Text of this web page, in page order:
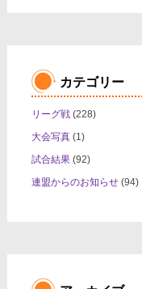
カテゴリー
リーグ戦(228)
大会写真(1)
試合結果(92)
連盟からのお知らせ(94)